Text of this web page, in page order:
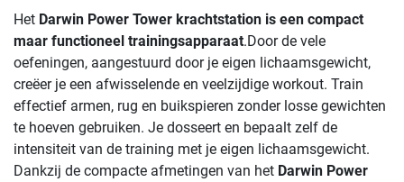
Het Darwin Power Tower krachtstation is een compact
maar functioneel trainingsapparaat.Door de vele
oefeningen, aangestuurd door je eigen lichaamsgewicht,
creëer je een afwisselende en veelzijdige workout. Train
effectief armen, rug en buikspieren zonder losse gewichten
te hoeven gebruiken. Je dosseert en bepaalt zelf de
intensiteit van de training met je eigen lichaamsgewicht.
Dankzij de compacte afmetingen van het Darwin Power